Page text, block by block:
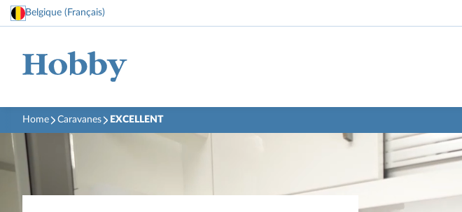
Belgique (Français)
Home Caravanes EXCELLENT